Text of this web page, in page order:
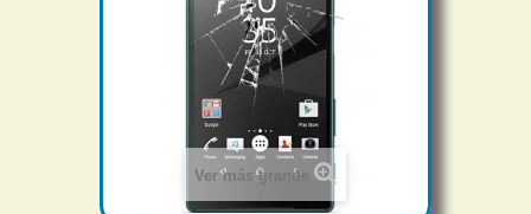
Ver más grande